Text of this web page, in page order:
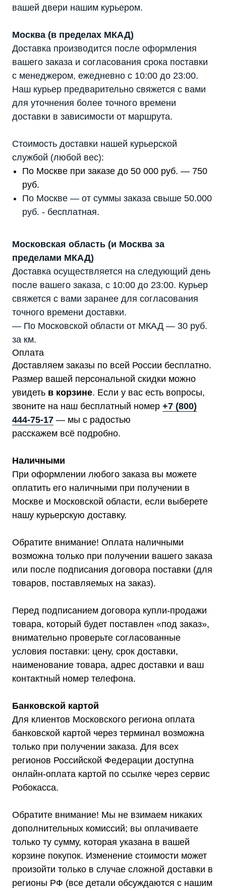
вашей двери нашим курьером.
Москва (в пределах МКАД)
Доставка производится после оформления
вашего заказа и согласования срока поставки
с менеджером, ежедневно с 10:00 до 23:00.
Наш курьер предварительно свяжется с вами
для уточнения более точного времени
доставки в зависимости от маршрута.
Стоимость доставки нашей курьерской
службой (любой вес):
По Москве при заказе до 50 000 руб. — 750
руб.
По Москве — от суммы заказа свыше 50.000
руб. - бесплатная.
Московская область (и Москва за
пределами МКАД)
Доставка осуществляется на следующий день
после вашего заказа, с 10:00 до 23:00. Курьер
свяжется с вами заранее для согласования
точного времени доставки.
— По Московской области от МКАД — 30 руб.
за км.
Оплата
Доставляем заказы по всей России бесплатно.
Размер вашей персональной скидки можно
увидеть в корзине. Если у вас есть вопросы,
звоните на наш бесплатный номер +7 (800)
444-75-17 — мы с радостью
расскажем всё подробно.
Наличными
При оформлении любого заказа вы можете
оплатить его наличными при получении в
Москве и Московской области, если выберете
нашу курьерскую доставку.
Обратите внимание! Оплата наличными
возможна только при получении вашего заказа
или после подписания договора поставки (для
товаров, поставляемых на заказ).
Перед подписанием договора купли-продажи
товара, который будет поставлен «под заказ»,
внимательно проверьте согласованные
условия поставки: цену, срок доставки,
наименование товара, адрес доставки и ваш
контактный номер телефона.
Банковской картой
Для клиентов Московского региона оплата
банковской картой через терминал возможна
только при получении заказа. Для всех
регионов Российской Федерации доступна
онлайн-оплата картой по ссылке через сервис
Робокасса.
Обратите внимание! Мы не взимаем никаких
дополнительных комиссий; вы оплачиваете
только ту сумму, которая указана в вашей
корзине покупок. Изменение стоимости может
произойти только в случае сложной доставки в
регионы РФ (все детали обсуждаются с нашим